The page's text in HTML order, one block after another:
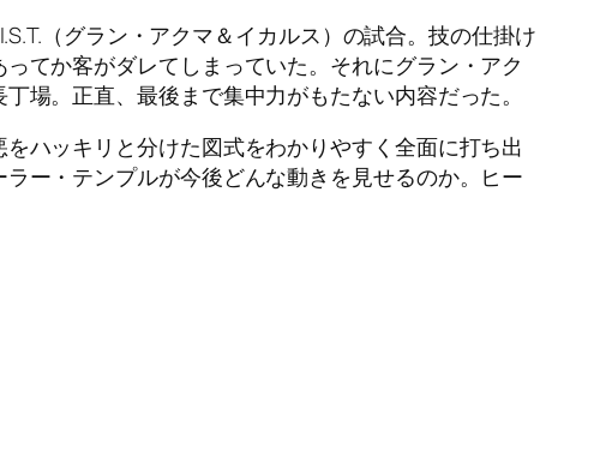
（グラン・アクマ＆イカルス）の試合。技の仕掛け
てか客がダレてしまっていた。それにグラン・アク
場。正直、最後まで集中力がもたない内容だった。
ハッキリと分けた図式をわかりやすく全面に打ち出
ー・テンプルが今後どんな動きを見せるのか。ヒー